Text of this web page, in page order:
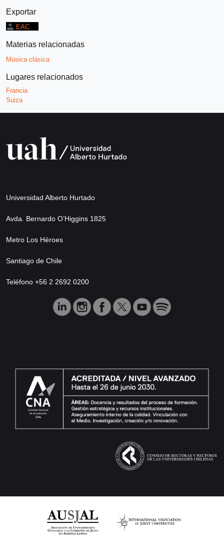
Exportar
EAC
Materias relacionadas
Música clásica
Lugares relacionados
Francia
Suiza
Universidad Alberto Hurtado
Avda. Bernardo O’Higgins 1825
Metro Los Héroes
Santiago de Chile
Teléfono +56 2 2692 0200